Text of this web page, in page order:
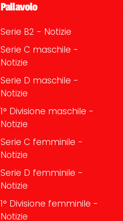
Pallavolo
Serie B2 - Notizie
Serie C maschile -
Notizie
Serie D maschile -
Notizie
1° Divisione maschile -
Notizie
Serie C femminile -
Notizie
Serie D femminile -
Notizie
1° Divisione femminile -
Notizie